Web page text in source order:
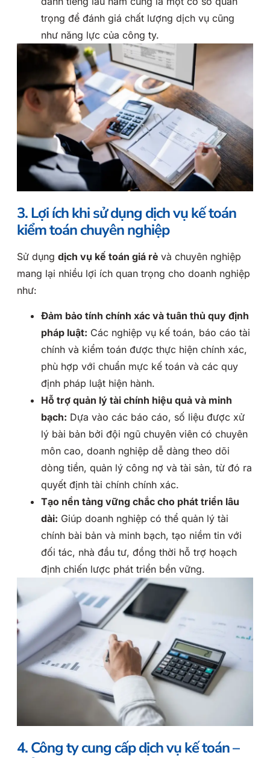
trọng để đánh giá chất lượng dịch vụ cũng
như năng lực của công ty.
3. Lợi ích khi sử dụng dịch vụ kế toán
kiểm toán chuyên nghiệp
Sử dụng dịch vụ kế toán giá rẻ và chuyên nghiệp
mang lại nhiều lợi ích quan trọng cho doanh nghiệp
như:
Đảm bảo tính chính xác và tuân thủ quy định
pháp luật: Các nghiệp vụ kế toán, báo cáo tài
chính và kiểm toán được thực hiện chính xác,
phù hợp với chuẩn mực kế toán và các quy
định pháp luật hiện hành.
Hỗ trợ quản lý tài chính hiệu quả và minh
bạch: Dựa vào các báo cáo, số liệu được xử
lý bài bản bởi đội ngũ chuyên viên có chuyên
môn cao, doanh nghiệp dễ dàng theo dõi
dòng tiền, quản lý công nợ và tài sản, từ đó ra
quyết định tài chính chính xác.
Tạo nền tảng vững chắc cho phát triển lâu
dài: Giúp doanh nghiệp có thể quản lý tài
chính bài bản và minh bạch, tạo niềm tin với
đối tác, nhà đầu tư, đồng thời hỗ trợ hoạch
định chiến lược phát triển bền vững.
4. Công ty cung cấp dịch vụ kế toán –